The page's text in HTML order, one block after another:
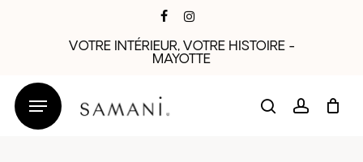
VOTRE INTÉRIEUR, VOTRE HISTOIRE -
MAYOTTE
searchaccount